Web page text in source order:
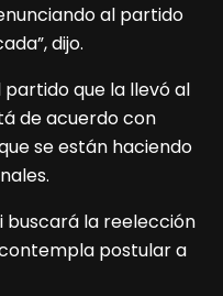
al partido
dijo.
partido que la llevó al
de acuerdo con
se están haciendo
buscará la reelección
postular a